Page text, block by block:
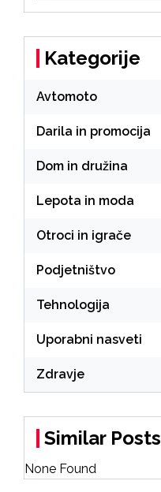
Kategorije
Avtomoto
Darila in promocija
Dom in družina
Lepota in moda
Otroci in igrače
Podjetništvo
Tehnologija
Uporabni nasveti
Zdravje
Similar Posts
None Found